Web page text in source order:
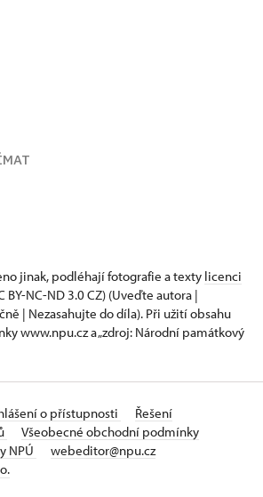
jinak, podléhají fotografie a texty licenci
BY-NC-ND 3.0 CZ) (Uveďte autora |
| Nezasahujte do díla). Při užití obsahu
www.npu.cz a „zdroj: Národní památkový
o přístupnosti
Řešení
Všeobecné obchodní podmínky
NPÚ
webeditor@npu.cz